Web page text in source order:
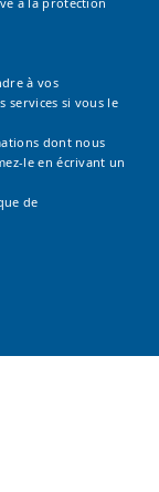
à vos
services si vous le
dont nous
le en écrivant un
de